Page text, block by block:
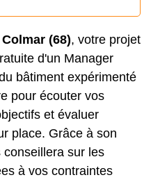
(68), votre projet
d'un Manager
bâtiment expérimenté
pour écouter vos
et évaluer
place. Grâce à son
sur les
à vos contraintes